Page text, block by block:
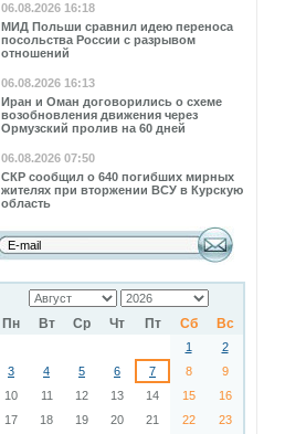
06.08.2026 16:18
МИД Польши сравнил идею переноса
посольства России с разрывом
отношений
06.08.2026 16:13
Иран и Оман договорились о схеме
возобновления движения через
Ормузский пролив на 60 дней
06.08.2026 07:50
СКР сообщил о 640 погибших мирных
жителях при вторжении ВСУ в Курскую
область
Пн Вт Ср Чт Пт Сб Вс
1
2
3
4 5 6 7 8
9
10
11 12 13 14 15
16
17
18 19 20 21 22
23